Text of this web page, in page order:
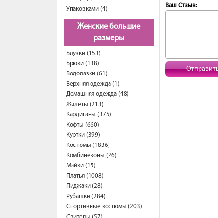
Упаковками (4)
Женские большие
размеры
Блузки (153)
Брюки (138)
Водолазки (61)
Верхняя одежда (1)
Домашняя одежда (48)
Жилеты (213)
Кардиганы (375)
Кофты (660)
Куртки (399)
Костюмы (1836)
Комбинезоны (26)
Майки (15)
Платья (1008)
Пиджаки (28)
Рубашки (284)
Спортивные костюмы (203)
Ваш Отзыв: